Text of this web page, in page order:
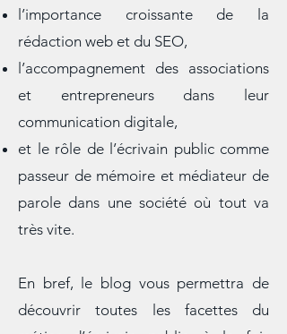
apprendrez également comment ce
métier évolue à l’ère du numérique :
l’importance croissante de la
rédaction web et du SEO,
l’accompagnement des associations
et entrepreneurs dans leur
communication digitale,
et le rôle de l’écrivain public comme
passeur de mémoire et médiateur de
très vite.
En bref, le blog vous permettra de